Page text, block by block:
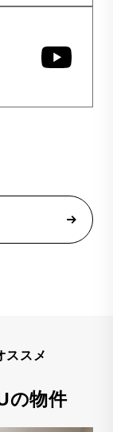
ススメ
の物件